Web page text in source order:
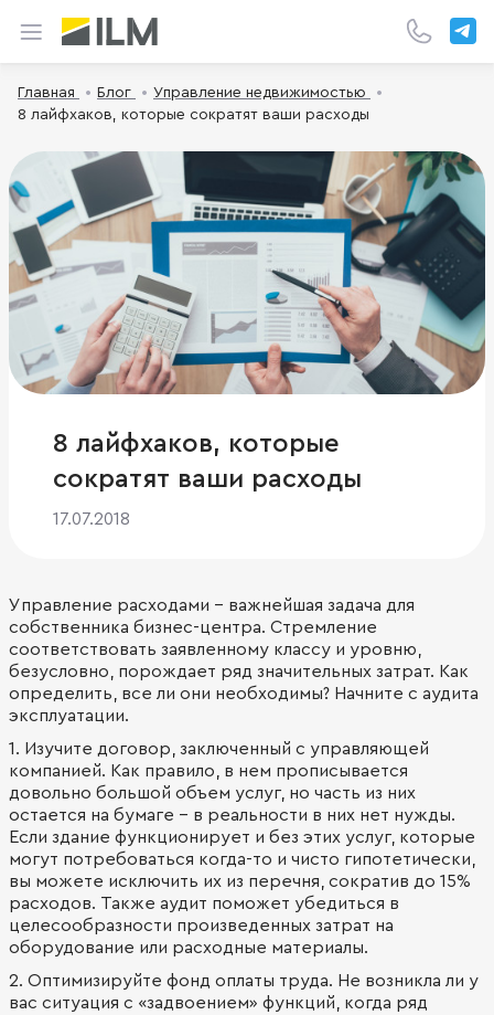
Главная Блог
Управление недвижимостью
8 лайфхаков, которые сократят ваши расходы
8 лайфхаков, которые
сократят ваши расходы
17.07.2018
Управление расходами – важнейшая задача для
собственника бизнес-центра. Стремление
соответствовать заявленному классу и уровню,
безусловно, порождает ряд значительных затрат. Как
определить, все ли они необходимы? Начните с аудита
эксплуатации.
1. Изучите договор, заключенный с управляющей
компанией. Как правило, в нем прописывается
довольно большой объем услуг, но часть из них
остается на бумаге – в реальности в них нет нужды.
Если здание функционирует и без этих услуг, которые
могут потребоваться когда-то и чисто гипотетически,
вы можете исключить их из перечня, сократив до 15%
расходов. Также аудит поможет убедиться в
целесообразности произведенных затрат на
оборудование или расходные материалы.
2. Оптимизируйте фонд оплаты труда. Не возникла ли у
вас ситуация с «задвоением» функций, когда ряд